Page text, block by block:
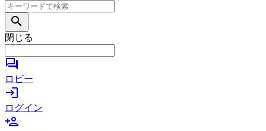
search
閉じる
forum
ロビー
login
ログイン
person_add